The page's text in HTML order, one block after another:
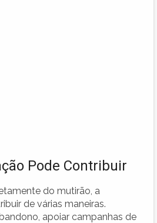
Pode Contribuir
do mutirão, a
de várias maneiras.
apoiar campanhas de